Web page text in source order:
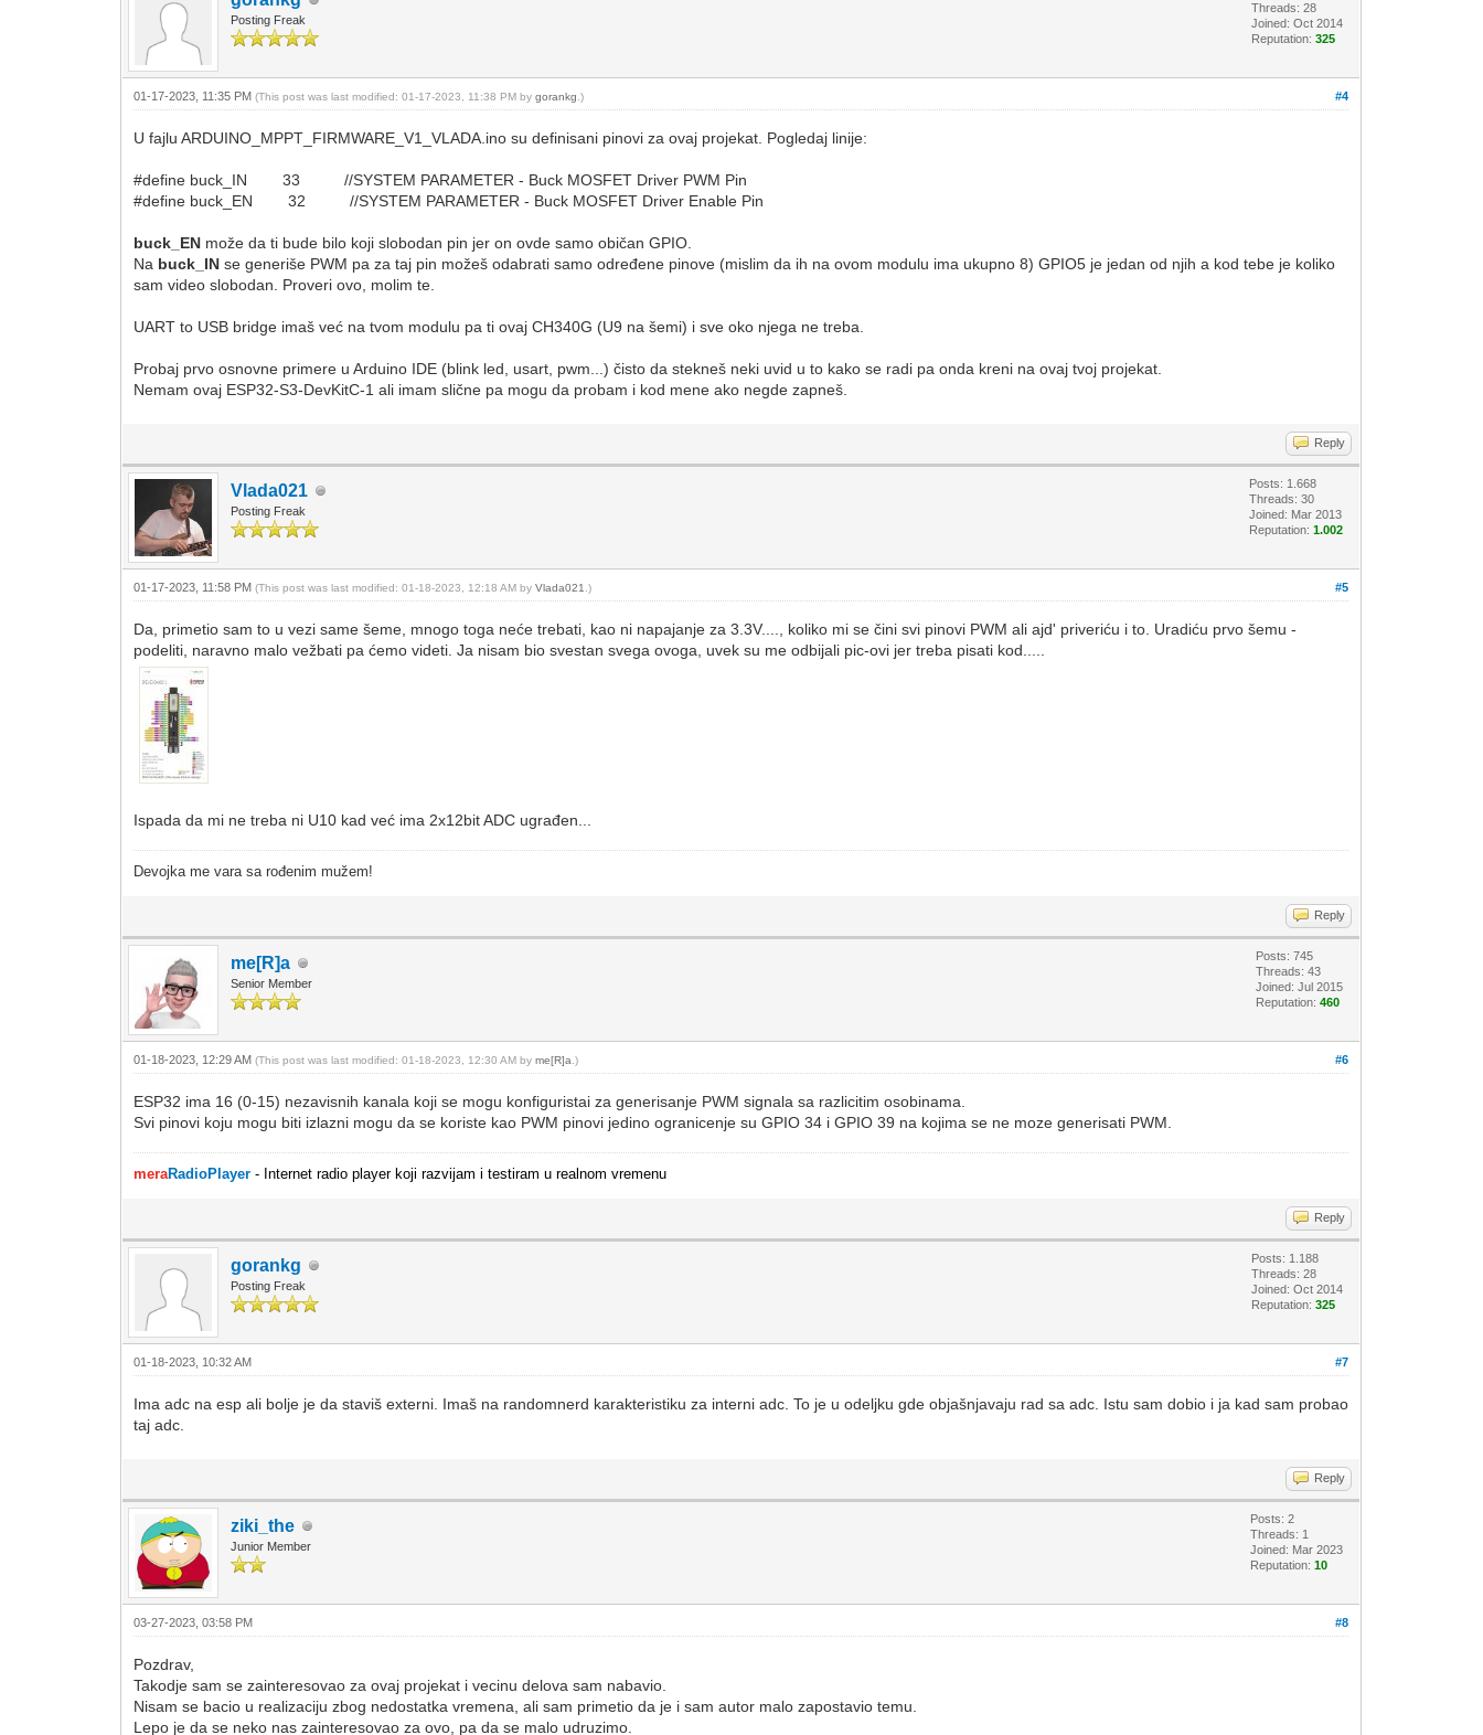
Posting Freak
Threads: 28
Joined: Oct 2014
Reputation:325
#4
01-17-2023, 11:35 PM(This post was last modified: 01-17-2023, 11:38 PM bygorankg .)
U fajlu ARDUINO_MPPT_FIRMWARE_V1_VLADA.ino su definisani pinovi za ovaj projekat. Pogledaj linije:
#define buck_IN 33 //SYSTEM PARAMETER - Buck MOSFET Driver PWM Pin
#define buck_EN 32 //SYSTEM PARAMETER - Buck MOSFET Driver Enable Pin
buck_EN može da ti bude bilo koji slobodan pin jer on ovde samo običan GPIO.
Na buck_IN se generiše PWM pa za taj pin možeš odabrati samo određene pinove (mislim da ih na ovom modulu ima ukupno 8) GPIO5 je jedan od njih a kod tebe je koliko
sam video slobodan. Proveri ovo, molim te.
UART to USB bridge imaš već na tvom modulu pa ti ovaj CH340G (U9 na šemi) i sve oko njega ne treba.
Probaj prvo osnovne primere u Arduino IDE (blink led, usart, pwm...) čisto da stekneš neki uvid u to kako se radi pa onda kreni na ovaj tvoj projekat.
Nemam ovaj ESP32-S3-DevKitC-1 ali imam slične pa mogu da probam i kod mene ako negde zapneš.
Reply
Vlada021
Posting Freak
Posts: 1.668
Threads: 30
Joined: Mar 2013
Reputation:1.002
#5
01-17-2023, 11:58 PM(This post was last modified: 01-18-2023, 12:18 AM byVlada021 .)
Da, primetio sam to u vezi same šeme, mnogo toga neće trebati, kao ni napajanje za 3.3V...., koliko mi se čini svi pinovi PWM ali ajd' priveriću i to. Uradiću prvo šemu -
podeliti, naravno malo vežbati pa ćemo videti. Ja nisam bio svestan svega ovoga, uvek su me odbijali pic-ovi jer treba pisati kod.....
Ispada da mi ne treba ni U10 kad već ima 2x12bit ADC ugrađen...
Devojka me vara sa rođenim mužem!
Reply
me[R]a
Senior Member
Posts: 745
Threads: 43
Joined: Jul 2015
Reputation:460
#6
01-18-2023, 12:29 AM(This post was last modified: 01-18-2023, 12:30 AM byme[R]a .)
ESP32 ima 16 (0-15) nezavisnih kanala koji se mogu konfiguristai za generisanje PWM signala sa razlicitim osobinama.
Svi pinovi koju mogu biti izlazni mogu da se koriste kao PWM pinovi jedino ogranicenje su GPIO 34 i GPIO 39 na kojima se ne moze generisati PWM.
meraRadioPlayer - Internet radio player koji razvijam i testiram u realnom vremenu
Reply
gorankg
Posting Freak
Posts: 1.188
Threads: 28
Joined: Oct 2014
Reputation:325
#7
01-18-2023, 10:32 AM
Ima adc na esp ali bolje je da staviš externi. Imaš na randomnerd karakteristiku za interni adc. To je u odeljku gde objašnjavaju rad sa adc. Istu sam dobio i ja kad sam probao
taj adc.
Reply
ziki_the
Junior Member
Posts: 2
Threads: 1
Joined: Mar 2023
Reputation:10
#8
03-27-2023, 03:58 PM
Pozdrav,
Takodje sam se zainteresovao za ovaj projekat i vecinu delova sam nabavio.
Nisam se bacio u realizaciju zbog nedostatka vremena, ali sam primetio da je i sam autor malo zapostavio temu.
Lepo je da se neko nas zainteresovao za ovo, pa da se malo udruzimo.